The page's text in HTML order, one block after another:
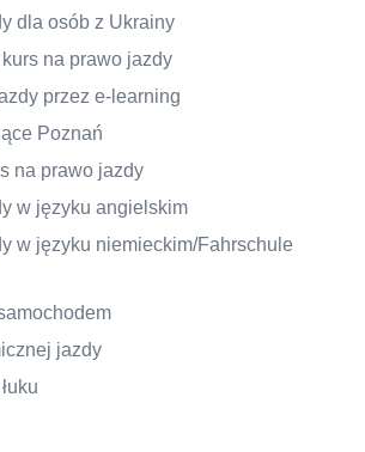
dla osób z Ukrainy
na prawo jazdy
przez e-learning
Poznań
na prawo jazdy
w języku angielskim
w języku niemieckim/Fahrschule
jazdy